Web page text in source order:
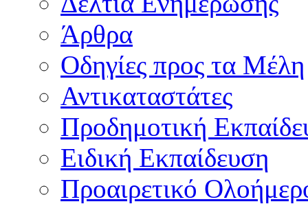
Άρθρα
Οδηγίες προς τα Μέλη
Αντικαταστάτες
Προδημοτική
Ειδική Εκπαίδευση
Προαιρετικό